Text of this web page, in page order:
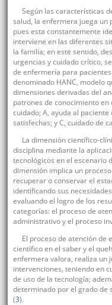
Según las características
salud, la enfermera juega un
pues esta constantemente
interviene en las diferentes
la familia; en este sentido,
urgencias y cuidado crítico,
de enfermería para
denominado HANC, modelo
dimensiones derivadas del
patrones de conocimiento
cuidado; A, ayuda al
satisfechas; y C, cuidado de
La dimensión científico-
disciplina mediante la
tecnológicos en el escenario
dimensión implica un
recuperar o conservar el
identificando sus
evaluando el logro de los
categorías: el proceso de
administrativo y el proceso
El proceso de atención de
científico en el saber y el
enfermera valora, realiza un
intervenciones, teniendo en
de uso de la tecnología;
determinado por el grado de
(3).